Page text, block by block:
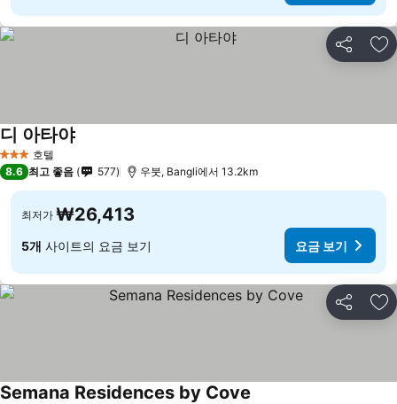
공유 즐
3 성급 호텔
디 아타야
8.6 최고 좋음 577 우붓, Bangli에서 13.2km
최저가 ₩26,413
5개 사이트의 요금 보기 요금 보기
공유 즐
Semana Residences by Cove